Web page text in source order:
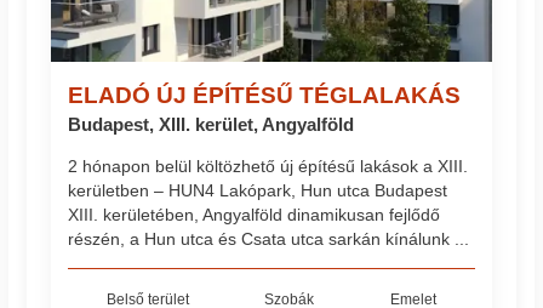
ELADÓ ÚJ ÉPÍTÉSŰ TÉGLALAKÁS
Budapest, XIII. kerület, Angyalföld
2 hónapon belül költözhető új építésű lakások a XIII.
kerületben – HUN4 Lakópark, Hun utca Budapest
XIII. kerületében, Angyalföld dinamikusan fejlődő
részén, a Hun utca és Csata utca sarkán kínálunk ...
Belső terület Szobák Emelet